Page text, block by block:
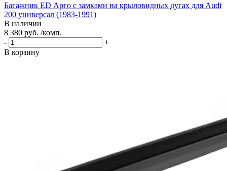
Багажник ED Арго с замками на крыловидных дугах для Audi
200 универсал (1983-1991)
В наличии
8 380 руб. /комп.
-
+
В корзину